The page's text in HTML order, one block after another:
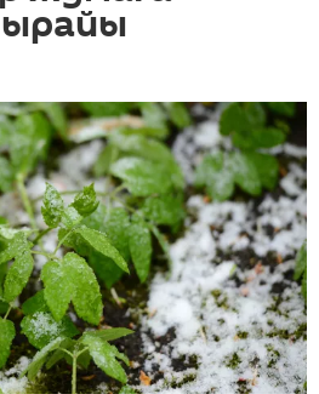
ырайы